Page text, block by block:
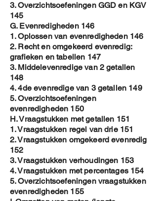
3. Overzichtsoefeningen GGD en KGV
145
G. Evenredigheden 146
1. Oplossen van evenredigheden 146
2. Recht en omgekeerd evenredig:
grafieken en tabellen 147
3. Middelevenredige van 2 getallen
148
4. 4de evenredige van 3 getallen 149
5. Overzichtsoefeningen
evenredigheden 150
H. Vraagstukken met getallen 151
1. Vraagstukken regel van drie 151
2. Vraagstukken omgekeerd evenredig
152
3. Vraagstukken verhoudingen 153
4. Vraagstukken met percentages 154
5. Overzichtsoefeningen vraagstukken
evenredigheden 155